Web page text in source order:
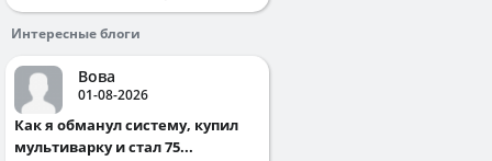
Интересные блоги
Вова
01-08-2026
Как я обманул систему, купил
мультиварку и стал 75...